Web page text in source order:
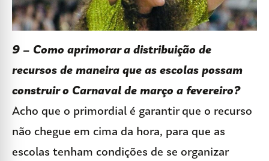
9 – Como aprimorar a distribuição de
recursos de maneira que as escolas possam
construir o Carnaval de março a fevereiro?
Acho que o primordial é garantir que o recurso
não chegue em cima da hora, para que as
escolas tenham condições de se organizar